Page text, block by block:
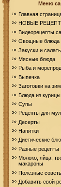
Меню
Главная
НОВЫЕ
Видеорецепты
Овощные блюда
Закуски и
Мясные блюда
Рыба и
Выпечка
Заготовки на
Блюда из курицы
Супы
Рецепты для
Десерты
Напитки
Диетические
Разные рецепты
Молоко, яйца,
макароны
Полезные
Добавить свой